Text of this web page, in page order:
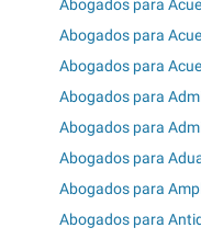
Abogados para
Abogados para
Abogados para
Abogados para
Abogados para
Abogados para
Abogados para
Abogados para